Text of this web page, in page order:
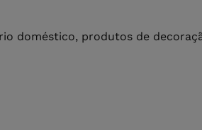
doméstico, produtos de